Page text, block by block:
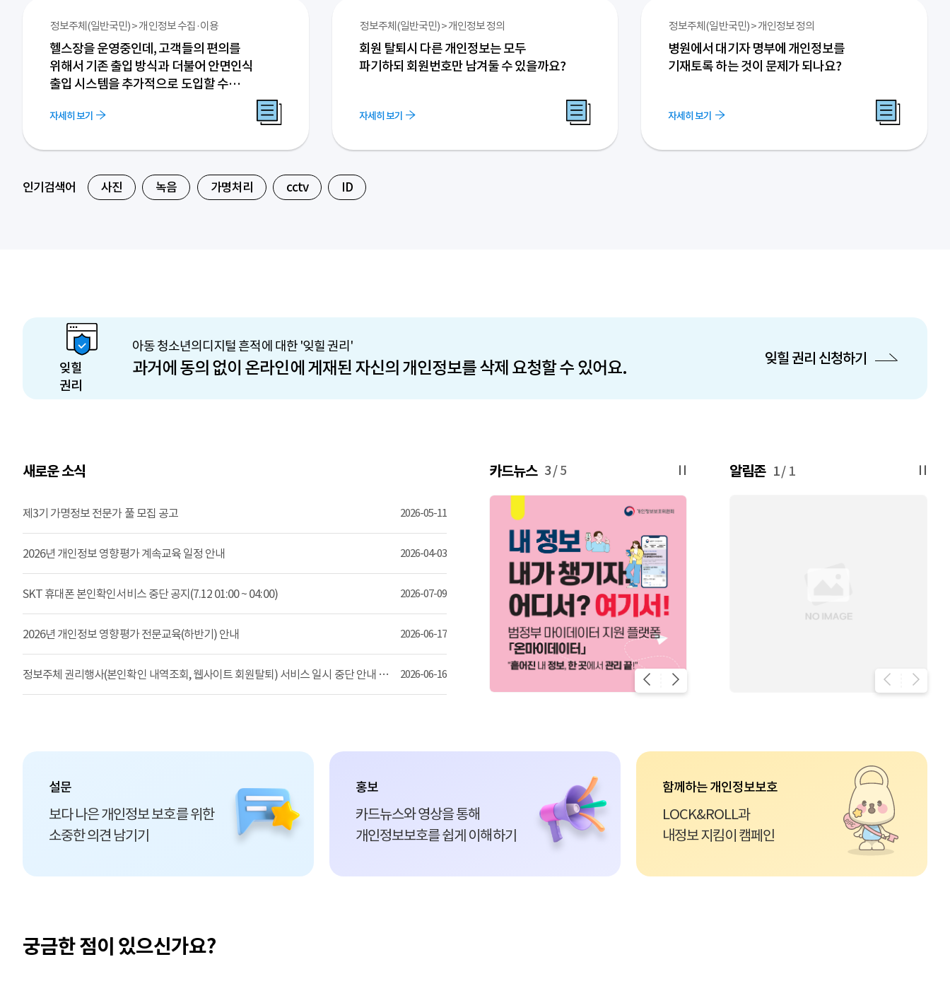
정보주체(일반국민) > 개인정보 수집·이용
헬스장을 운영중인데, 고객들의 편의를
위해서 기존 출입 방식과 더불어 안면인식
출입 시스템을 추가적으로 도입할 수
자세히 보기
정보주체(일반국민) > 개인정보 정의
회원 탈퇴시 다른 개인정보는 모두
파기하되 회원번호만 남겨둘 수 있을까요?
자세히 보기
정보주체(일반국민) > 개인정보 정의
병원에서 대기자 명부에 개인정보를
기재토록 하는 것이 문제가 되나요?
자세히 보기
인기검색어 사진 녹음 가명처리 cctv ID
잊힐
권리
아동 청소년의 디지털 흔적에 대한 '잊힐 권리'
과거에 동의 없이 온라인에 게재된 자신의 개인정보를 삭제 요청할 수 있어요. 잊힐 권리 신청하기
새로운 소식
제3기 가명정보 전문가 풀 모집 공고 2026-05-11
2026년 개인정보 영향평가 계속교육 일정 안내 2026-04-03
SKT 휴대폰 본인확인서비스 중단 공지(7.12 01:00 ~ 04:00) 2026-07-09
2026년 개인정보 영향평가 전문교육(하반기) 안내 2026-06-17
정보주체 권리행사(본인확인 내역조회, 웹사이트 회원탈퇴) 서비스 일시 중단 안내 (2026.6.16 (화) 19:00 ~20:00) 2026-06-16
카드뉴스 3/5 알림존 1/ 1
설문
보다 나은 개인정보 보호를 위한
소중한 의견 남기기
홍보
카드뉴스와 영상을 통해
개인정보보호를 쉽게 이해하기
함께하는 개인정보보호
LOCK&ROLL과
내정보 지킴이 캠페인
궁금한 점이 있으신가요?